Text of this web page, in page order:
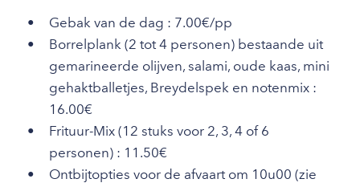
Gebak van de dag : 7.00€/pp
Borrelplank (2 tot 4 personen) bestaande uit
gemarineerde olijven, salami, oude kaas, mini
gehaktballetjes, Breydelspek en notenmix :
16.00€
Frituur-Mix (12 stuks voor 2, 3, 4 of 6
personen) : 11.50€
Ontbijtopties voor de afvaart om 10u00 (zie